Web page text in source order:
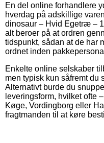
En del online forhandlere
hverdag på adskillige
dinosaur – Hvid Egetræ –
alt beroer på at ordren
tidspunkt, sådan at de har
ordnet inden
Enkelte online selskaber
men typisk kun såfremt du
Alternativt burde du
leveringsform, hvilket ofte
Køge, Vordingborg eller
fragtmanden til at køre